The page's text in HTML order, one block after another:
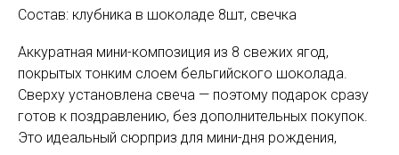
Состав: клубника в шоколаде 8шт, свечка
Аккуратная мини-композиция из 8 свежих ягод,
покрытых тонким слоем бельгийского шоколада.
Сверху установлена свеча — поэтому подарок сразу
готов к поздравлению, без дополнительных покупок.
Это идеальный сюрприз для мини-дня рождения,